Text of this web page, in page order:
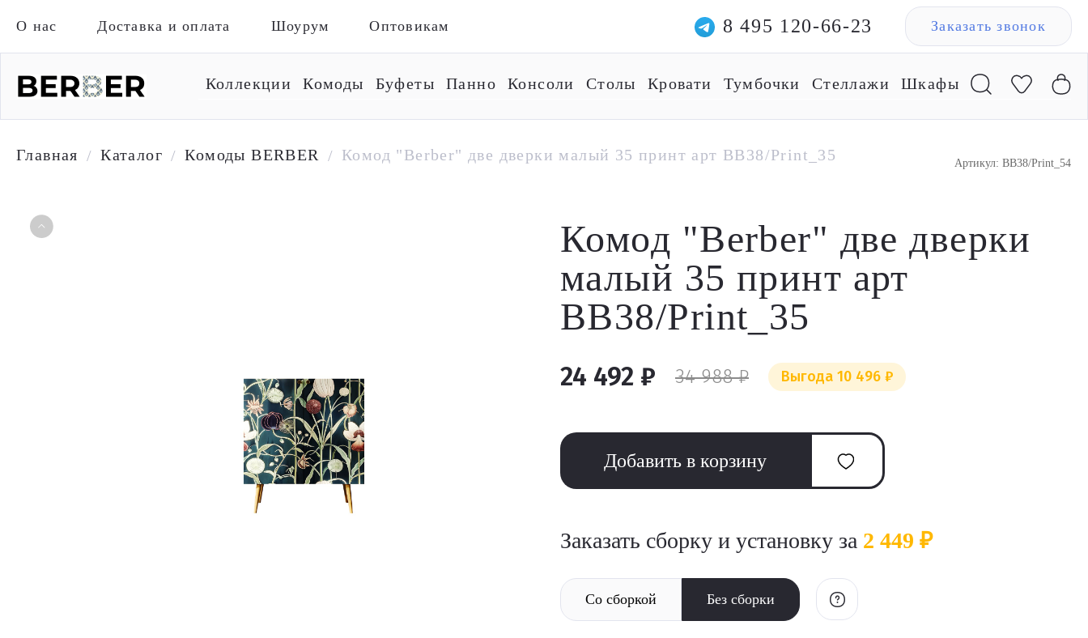
О нас Доставка и оплата Шоурум Оптовикам 8 495 120-66-23 Заказать звонок
Коллекции Комоды Буфеты Панно Консоли Столы Кровати Тумбочки Стеллажи Шкафы
Главная / Каталог / Комоды BERBER / Комод "Berber" две дверки малый 35 принт арт BB38/Print_35
Комод "Berber" две дверки
малый 35 принт арт
BB38/Print_35
Артикул: BB38/Print_54
24 492 ₽ 34 988 ₽ Выгода 10 496 ₽
Добавить в корзину
Заказать сборку и установку за 2 449 ₽
Со сборкой Без сборки